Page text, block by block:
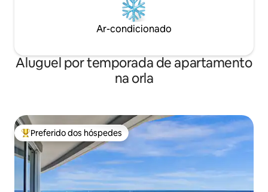
Ar-condicionado
Aluguel por temporada de apartamento
na orla
Entre os melhores preferidos dos hóspedes
Preferido dos hóspedes